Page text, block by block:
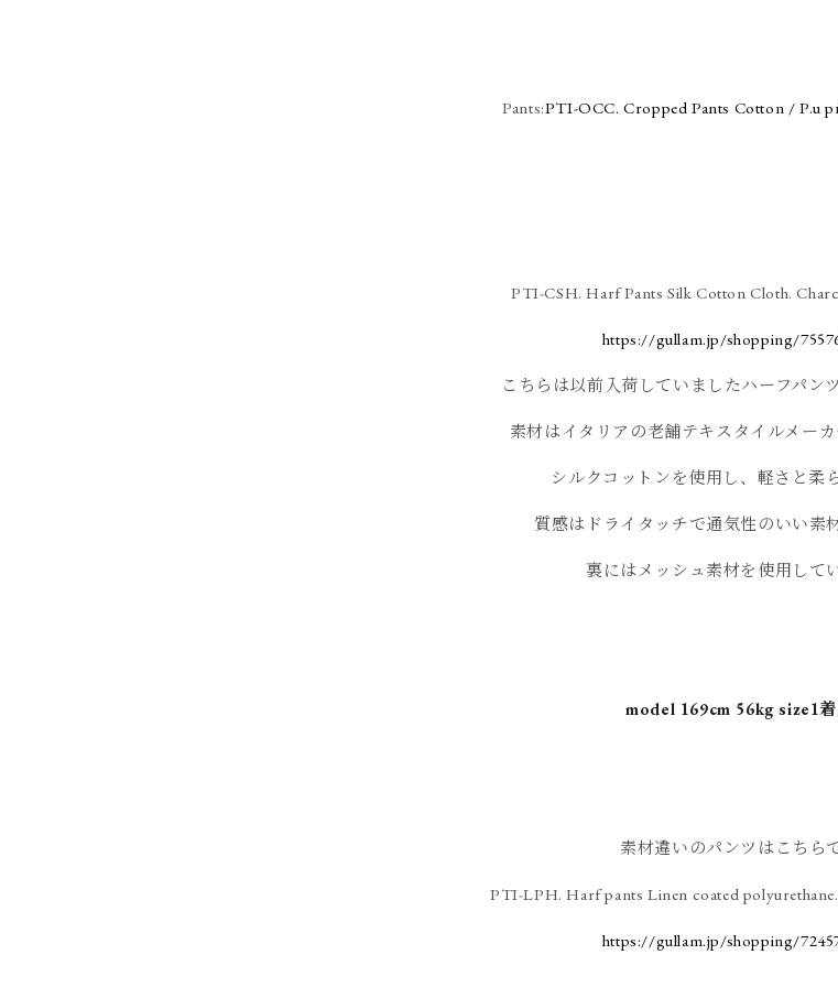
Pants:PTI-OCC. Cropped Pants Cotton / P.u
PTI-CSH. Harf Pants Silk Cotton Cloth.
https://gullam.jp/shopping/
こちらは以前入荷していましたハーフパン
素材はイタリアの老舗テキスタイルメー
シルクコットンを使用し、軽さと柔
質感はドライタッチで通気性のいい素
裏にはメッシュ素材を使用して
model 169cm 56kg size1
素材違いのパンツはこちらで
PTI-LPH. Harf pants Linen coated
https://gullam.jp/shopping/